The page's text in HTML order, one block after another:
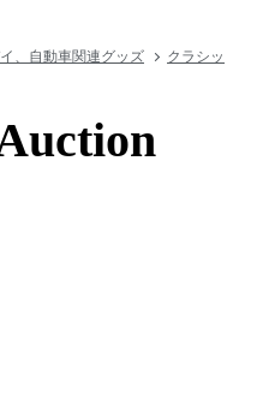
、自動車関連グッズ
クラシッ